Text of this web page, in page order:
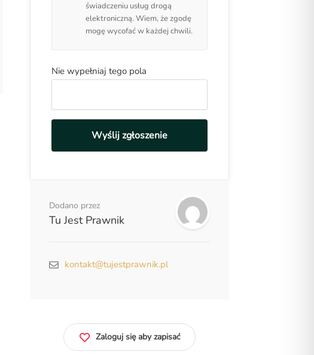
świadczeniu usług drogą
elektroniczną. Wiem, że zgodę
mogę wycofać w każdej chwili.
Nie wypełniaj tego pola
Wyślij zgłoszenie
Dodano przez
Tu Jest Prawnik
kontakt@tujestprawnik.pl
Zaloguj się aby zapisać